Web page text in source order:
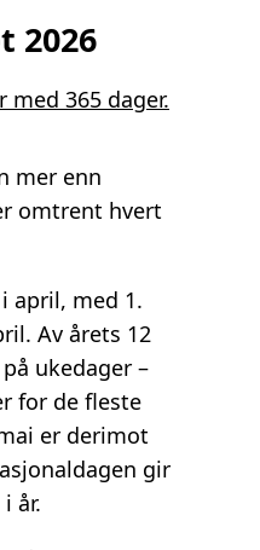
2026
med 365 dager.
mer enn
omtrent hvert
april, med 1.
Av årets 12
ukedager –
for de fleste
er derimot
gir
år.